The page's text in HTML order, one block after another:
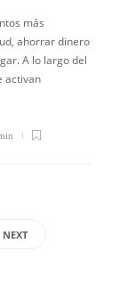
más
ahorrar dinero
A lo largo del
activan
NEXT